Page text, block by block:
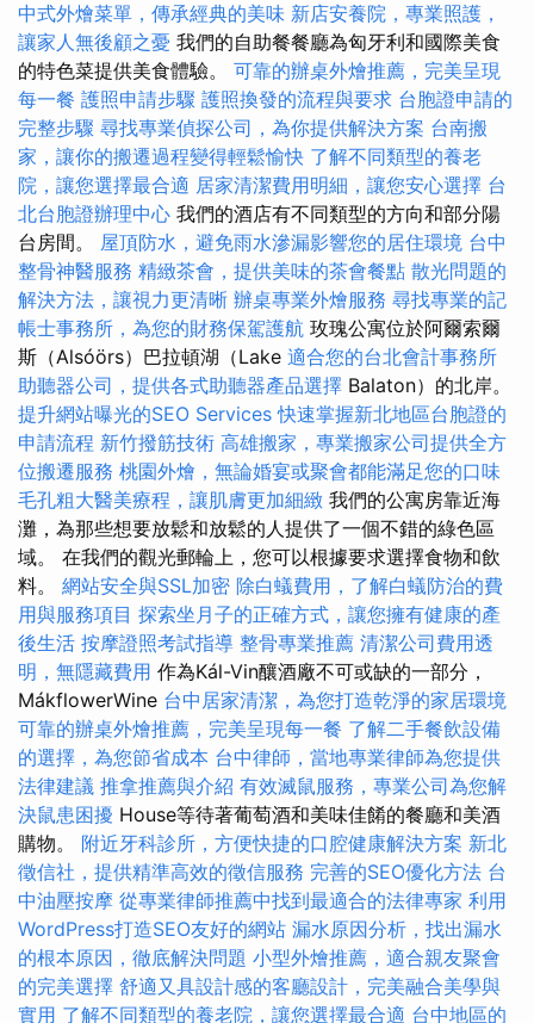
中式外燴菜單，傳承經典的美味 新店安養院，專業照護，
讓家人無後顧之憂 我們的自助餐餐廳為匈牙利和國際美食
的特色菜提供美食體驗。 可靠的辦桌外燴推薦，完美呈現
每一餐 護照申請步驟 護照換發的流程與要求 台胞證申請的
完整步驟 尋找專業偵探公司，為你提供解決方案 台南搬
家，讓你的搬遷過程變得輕鬆愉快 了解不同類型的養老
院，讓您選擇最合適 居家清潔費用明細，讓您安心選擇 台
北台胞證辦理中心 我們的酒店有不同類型的方向和部分陽
台房間。 屋頂防水，避免雨水滲漏影響您的居住環境 台中
整骨神醫服務 精緻茶會，提供美味的茶會餐點 散光問題的
解決方法，讓視力更清晰 辦桌專業外燴服務 尋找專業的記
帳士事務所，為您的財務保駕護航 玫瑰公寓位於阿爾索爾
斯（Alsóörs）巴拉頓湖（Lake 適合您的台北會計事務所
助聽器公司，提供各式助聽器產品選擇 Balaton）的北岸。
提升網站曝光的SEO Services 快速掌握新北地區台胞證的
申請流程 新竹撥筋技術 高雄搬家，專業搬家公司提供全方
位搬遷服務 桃園外燴，無論婚宴或聚會都能滿足您的口味
毛孔粗大醫美療程，讓肌膚更加細緻 我們的公寓房靠近海
灘，為那些想要放鬆和放鬆的人提供了一個不錯的綠色區
域。 在我們的觀光郵輪上，您可以根據要求選擇食物和飲
料。 網站安全與SSL加密 除白蟻費用，了解白蟻防治的費
用與服務項目 探索坐月子的正確方式，讓您擁有健康的產
後生活 按摩證照考試指導 整骨專業推薦 清潔公司費用透
明，無隱藏費用 作為Kál-Vin釀酒廠不可或缺的一部分，
MákflowerWine 台中居家清潔，為您打造乾淨的家居環境
可靠的辦桌外燴推薦，完美呈現每一餐 了解二手餐飲設備
的選擇，為您節省成本 台中律師，當地專業律師為您提供
法律建議 推拿推薦與介紹 有效滅鼠服務，專業公司為您解
決鼠患困擾 House等待著葡萄酒和美味佳餚的餐廳和美酒
購物。 附近牙科診所，方便快捷的口腔健康解決方案 新北
徵信社，提供精準高效的徵信服務 完善的SEO優化方法 台
中油壓按摩 從專業律師推薦中找到最適合的法律專家 利用
WordPress打造SEO友好的網站 漏水原因分析，找出漏水
的根本原因，徹底解決問題 小型外燴推薦，適合親友聚會
的完美選擇 舒適又具設計感的客廳設計，完美融合美學與
實用 了解不同類型的養老院，讓您選擇最合適 台中地區的